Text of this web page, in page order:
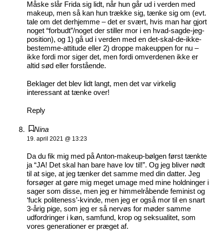
Måske slår Frida sig lidt, når hun går ud i verden med
makeup, men så kan hun trække sig, tænke sig om (evt.
tale om det derhjemme – det er svært, hvis man har gjort
noget “forbudt”/noget der stiller mor i en hvad-sagde-jeg-
position), og 1) gå ud i verden med en det-skal-de-ikke-
bestemme-attitude eller 2) droppe makeuppen for nu –
ikke fordi mor siger det, men fordi omverdenen ikke er
altid sød eller forstående.
Beklager det blev lidt langt, men det var virkelig
interessant at tænke over!
Reply
Nina
19. april 2021 @ 13:23
Da du fik mig med på Anton-makeup-bølgen først tænkte
ja “JA! Det skal han bare have lov til!”. Og jeg bliver nødt
til at sige, at jeg tænker det samme med din datter. Jeg
forsøger at gøre mig meget umage med mine holdninger i
sager som disse, men jeg er himmelråbende feminist og
‘fuck politeness’-kvinde, men jeg er også mor til en snart
3-årig pige, som jeg er så nervøs for møder samme
udfordringer i køn, samfund, krop og seksualitet, som
vores generationer er præget af.